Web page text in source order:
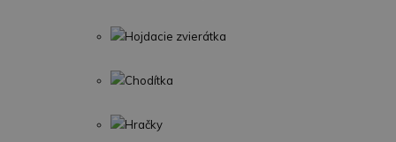
Hojdacie zvierátka
Chodítka
Hračky